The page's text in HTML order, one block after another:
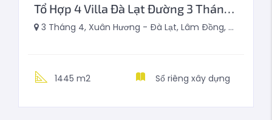
Tổ Hợp 4 Villa Đà Lạt Đường 3 Tháng 4 View Rừng Thông 1445m2
3 Tháng 4, Xuân Hương - Đà Lạt, Lâm Đồng, Việt Nam
1445 m2 Sổ riêng xây dựng